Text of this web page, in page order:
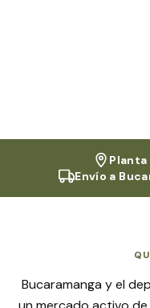
Envío a
Bucaramanga y el